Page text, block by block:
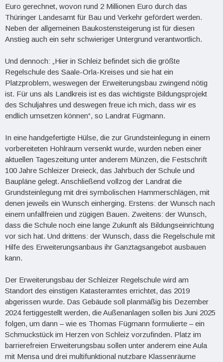
Euro gerechnet, wovon rund 2 Millionen Euro durch das
Thüringer Landesamt für Bau und Verkehr gefördert werden.
Neben der allgemeinen Baukostensteigerung ist für diesen
Anstieg auch ein sehr schwieriger Untergrund verantwortlich.
Und dennoch: „Hier in Schleiz befindet sich die größte
Regelschule des Saale-Orla-Kreises und sie hat ein
Platzproblem, weswegen der Erweiterungsbau zwingend nötig
ist. Für uns als Landkreis ist es das wichtigste Bildungsprojekt
des Schuljahres und deswegen freue ich mich, dass wir es
endlich umsetzen können“, so Landrat Fügmann.
In eine handgefertigte Hülse, die zur Grundsteinlegung in einem
vorbereiteten Hohlraum versenkt wurde, wurden neben einer
aktuellen Tageszeitung unter anderem Münzen, die Festschrift
100 Jahre Schleizer Dreieck, das Jahrbuch der Schule und
Baupläne gelegt. Anschließend vollzog der Landrat die
Grundsteinlegung mit drei symbolischen Hammerschlägen, mit
denen jeweils ein Wunsch einherging. Erstens: der Wunsch nach
einem unfallfreien und zügigen Bauen. Zweitens: der Wunsch,
dass die Schule noch eine lange Zukunft als Bildungseinrichtung
vor sich hat. Und drittens: der Wunsch, dass die Regelschule mit
Hilfe des Erweiterungsanbaus ihr Ganztagsangebot ausbauen
kann.
Der Erweiterungsbau der Schleizer Regelschule wird am
Standort des einstigen Katasteramtes errichtet, das 2019
abgerissen wurde. Das Gebäude soll planmäßig bis Dezember
2024 fertiggestellt werden, die Außenanlagen sollen bis Juni 2025
folgen, um dann – wie es Thomas Fügmann formulierte – ein
Schmuckstück im Herzen von Schleiz vorzufinden. Platz im
barrierefreien Erweiterungsbau sollen unter anderem eine Aula
mit Mensa und drei multifunktional nutzbare Klassenräume